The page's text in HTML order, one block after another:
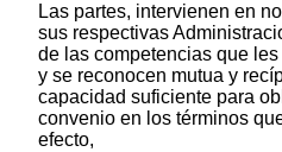
Las partes, intervienen en
sus respectivas
de las competencias que
y se reconocen mutua y
capacidad suficiente para
convenio en los términos
efecto,